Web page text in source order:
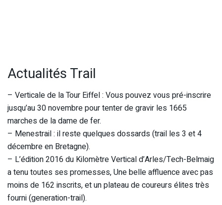
Actualités Trail
– Verticale de la Tour Eiffel : Vous pouvez vous pré-inscrire
jusqu’au 30 novembre pour tenter de gravir les 1665
marches de la dame de fer.
– Menestrail : il reste quelques dossards (trail les 3 et 4
décembre en Bretagne).
– L’édition 2016 du Kilomètre Vertical d’Arles/Tech-Belmaig
a tenu toutes ses promesses, Une belle affluence avec pas
moins de 162 inscrits, et un plateau de coureurs élites très
fourni (generation-trail).